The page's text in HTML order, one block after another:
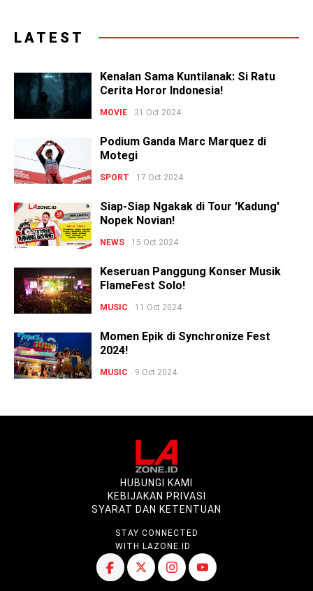
LATEST
Kenalan Sama Kuntilanak: Si Ratu
Cerita Horor Indonesia!
MOVIE 31 Oct 2024
Podium Ganda Marc Marquez di
Motegi
SPORT 17 Oct 2024
Siap-Siap Ngakak di Tour 'Kadung'
Nopek Novian!
NEWS 15 Oct 2024
Keseruan Panggung Konser Musik
FlameFest Solo!
MUSIC 11 Oct 2024
Momen Epik di Synchronize Fest
2024!
MUSIC 9 Oct 2024
HUBUNGI KAMI
KEBIJAKAN PRIVASI
SYARAT DAN KETENTUAN
STAY CONNECTED
WITH LAZONE.ID